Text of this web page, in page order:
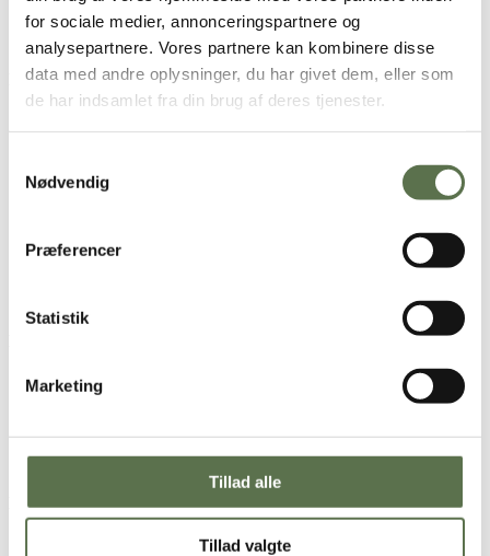
for sociale medier, annonceringspartnere og
analysepartnere. Vores partnere kan kombinere disse
data med andre oplysninger, du har givet dem, eller som
de har indsamlet fra din brug af deres tjenester.
Nødvendig
Præferencer
Statistik
Marketing
Tillad alle
Tillad valgte
Sådan gør du
Hvid chokoladecreme
Kom hvid chokolade og citronskal i en beholder som du kan
Rør til homogen, og blend herefter med fx en stavblender til
overfladen, og stil cremen på køl til helt gennemkold.
minutter til brombærrene er kogt møre. Smag til.
Kom det i en beholder, og lad det køle helt ned.
Lagkagebund